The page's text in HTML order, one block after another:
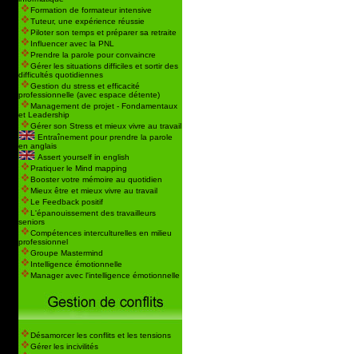
Formation de formateur intensive
Tuteur, une expérience réussie
Piloter son temps et préparer sa retraite
Influencer avec la PNL
Prendre la parole pour convaincre
Gérer les situations difficiles et sortir des
difficultés quotidiennes
Gestion du stress et efficacité
professionnelle (avec espace détente)
Management de projet - Fondamentaux
et Leadership
Gérer son Stress et mieux vivre au travail
Entraînement pour prendre la parole
en anglais
Assert yourself in english
Pratiquer le Mind mapping
Booster votre mémoire au quotidien
Mieux être et mieux vivre au travail
Le Feedback positif
L'épanouissement des travailleurs
seniors
Compétences interculturelles en milieu
professionnel
Groupe Mastermind
Intelligence émotionnelle
Manager avec l'intelligence émotionnelle
Désamorcer les conflits et les tensions
Gérer les incivilités